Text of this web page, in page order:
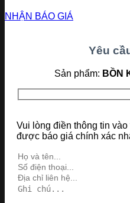
NHẬN BÁO GIÁ
Yêu
Sản phẩm: BỒN
Vui lòng điền thông tin
được báo giá chính xác